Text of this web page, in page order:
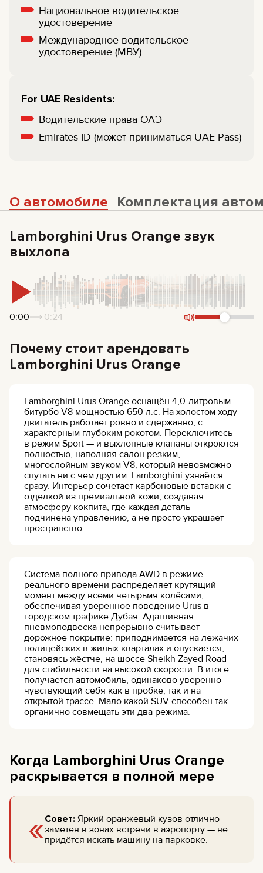
Национальное водительское
удостоверение
Международное водительское
удостоверение (МВУ)
For UAE Residents:
Водительские права ОАЭ
Emirates ID (может приниматься UAE Pass)
О автомобиле
Комплектация
Lamborghini Urus Orange звук
выхлопа
0:00 0:24
Почему стоит арендовать
Lamborghini Urus Orange
Lamborghini Urus Orange оснащён 4,0-литровым
битурбо V8 мощностью 650 л.с. На холостом ходу
двигатель работает ровно и сдержанно, с
характерным глубоким рокотом. Переключитесь
в режим Sport — и выхлопные клапаны откроются
полностью, наполняя салон резким,
многослойным звуком V8, который невозможно
спутать ни с чем другим. Lamborghini узнаётся
сразу. Интерьер сочетает карбоновые вставки с
отделкой из премиальной кожи, создавая
атмосферу кокпита, где каждая деталь
подчинена управлению, а не просто украшает
пространство.
Система полного привода AWD в режиме
реального времени распределяет крутящий
момент между всеми четырьмя колёсами,
обеспечивая уверенное поведение Urus в
городском трафике Дубая. Адаптивная
пневмоподвеска непрерывно считывает
дорожное покрытие: приподнимается на лежачих
полицейских в жилых кварталах и опускается,
становясь жёстче, на шоссе Sheikh Zayed Road
для стабильности на высокой скорости. В итоге
получается автомобиль, одинаково уверенно
чувствующий себя как в пробке, так и на
открытой трассе. Мало какой SUV способен так
органично совмещать эти два режима.
Когда Lamborghini Urus Orange
раскрывается в полной мере
«Совет: Яркий оранжевый кузов отлично
заметен в зонах встречи в аэропорту — не
придётся искать машину на парковке.